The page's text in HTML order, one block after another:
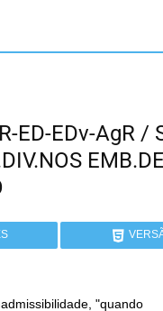
ED-EDv-AgR /
"quando